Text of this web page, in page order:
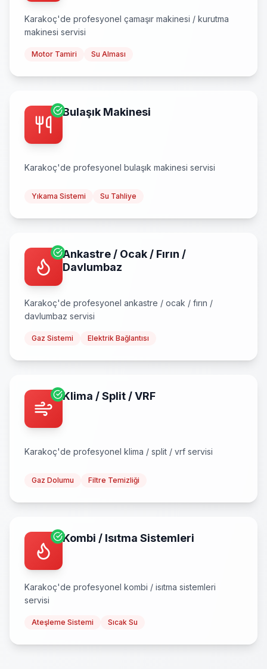
Karakoç'de profesyonel çamaşır makinesi / kurutma
makinesi servisi
Motor Tamiri Su Alması
Bulaşık Makinesi
Karakoç'de profesyonel bulaşık makinesi servisi
Yıkama Sistemi Su Tahliye
Ankastre / Ocak / Fırın /
Davlumbaz
Karakoç'de profesyonel ankastre / ocak / fırın /
davlumbaz servisi
Gaz Sistemi Elektrik Bağlantısı
Klima / Split / VRF
Karakoç'de profesyonel klima / split / vrf servisi
Gaz Dolumu Filtre Temizliği
Kombi / Isıtma Sistemleri
Karakoç'de profesyonel kombi / isıtma sistemleri
servisi
Ateşleme Sistemi Sıcak Su